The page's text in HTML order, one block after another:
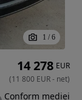
1 / 6
14 278 EUR
(11 800 EUR- net)
Conform mediei